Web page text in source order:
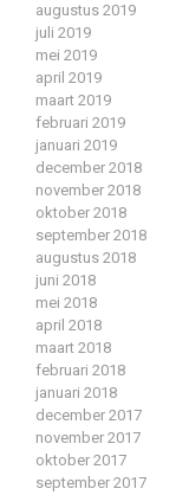
augustus 2019
juli 2019
mei 2019
april 2019
maart 2019
februari 2019
januari 2019
december 2018
november 2018
oktober 2018
september 2018
augustus 2018
juni 2018
mei 2018
april 2018
maart 2018
februari 2018
januari 2018
december 2017
november 2017
oktober 2017
september 2017